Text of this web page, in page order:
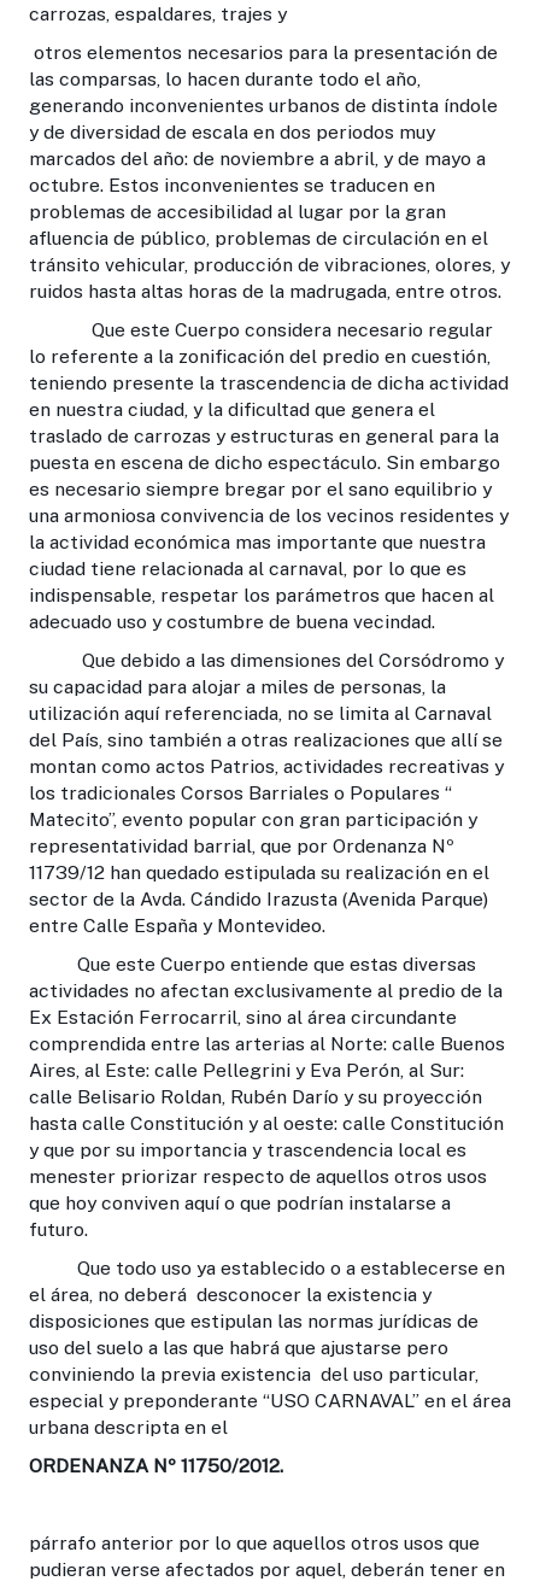
carrozas, espaldares, trajes y
otros elementos necesarios para la presentación de
las comparsas, lo hacen durante todo el año,
generando inconvenientes urbanos de distinta índole
y de diversidad de escala en dos periodos muy
marcados del año: de noviembre a abril, y de mayo a
octubre. Estos inconvenientes se traducen en
problemas de accesibilidad al lugar por la gran
afluencia de público, problemas de circulación en el
tránsito vehicular, producción de vibraciones, olores, y
ruidos hasta altas horas de la madrugada, entre otros.
Que este Cuerpo considera necesario regular
lo referente a la zonificación del predio en cuestión,
teniendo presente la trascendencia de dicha actividad
en nuestra ciudad, y la dificultad que genera el
traslado de carrozas y estructuras en general para la
puesta en escena de dicho espectáculo. Sin embargo
es necesario siempre bregar por el sano equilibrio y
una armoniosa convivencia de los vecinos residentes y
la actividad económica mas importante que nuestra
ciudad tiene relacionada al carnaval, por lo que es
indispensable, respetar los parámetros que hacen al
adecuado uso y costumbre de buena vecindad.
Que debido a las dimensiones del Corsódromo y
su capacidad para alojar a miles de personas, la
utilización aquí referenciada, no se limita al Carnaval
del País, sino también a otras realizaciones que allí se
montan como actos Patrios, actividades recreativas y
los tradicionales Corsos Barriales o Populares “
Matecito”, evento popular con gran participación y
representatividad barrial, que por Ordenanza Nº
11739/12 han quedado estipulada su realización en el
sector de la Avda. Cándido Irazusta (Avenida Parque)
entre Calle España y Montevideo.
Que este Cuerpo entiende que estas diversas
actividades no afectan exclusivamente al predio de la
Ex Estación Ferrocarril, sino al área circundante
comprendida entre las arterias al Norte: calle Buenos
Aires, al Este: calle Pellegrini y Eva Perón, al Sur:
calle Belisario Roldan, Rubén Darío y su proyección
hasta calle Constitución y al oeste: calle Constitución
y que por su importancia y trascendencia local es
menester priorizar respecto de aquellos otros usos
que hoy conviven aquí o que podrían instalarse a
futuro.
Que todo uso ya establecido o a establecerse en
el área, no deberá desconocer la existencia y
disposiciones que estipulan las normas jurídicas de
uso del suelo a las que habrá que ajustarse pero
conviniendo la previa existencia del uso particular,
especial y preponderante “USO CARNAVAL” en el área
urbana descripta en el
ORDENANZA Nº 11750/2012.
párrafo anterior por lo que aquellos otros usos que
pudieran verse afectados por aquel, deberán tener en